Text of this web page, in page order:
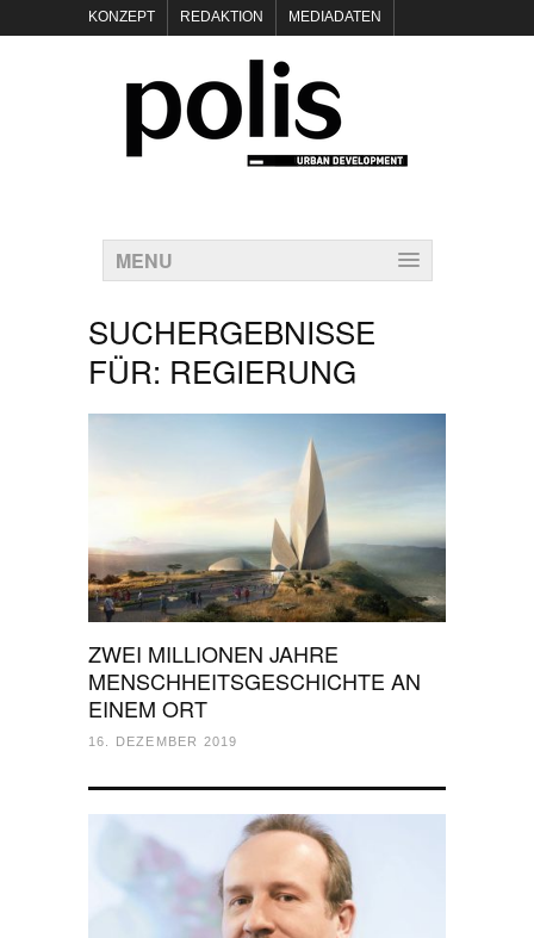
KONZEPT REDAKTION MEDIADATEN
POLIS KEYNOTES
KONTAKT DATENSCHUTZ IMPRESSUM
MENU
SUCHERGEBNISSE
FÜR: REGIERUNG
ZWEI MILLIONEN JAHRE
MENSCHHEITSGESCHICHTE AN
EINEM ORT
16. DEZEMBER 2019